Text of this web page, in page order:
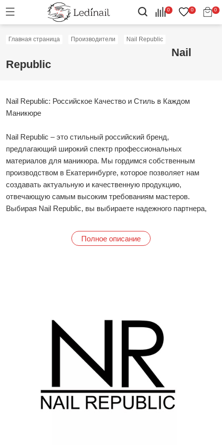
0 0 0
Главная страница Производители Nail Republic
Nail
Republic
Nail Republic: Российское Качество и Стиль в Каждом
Маникюре
Nail Republic – это стильный российский бренд,
предлагающий широкий спектр профессиональных
материалов для маникюра. Мы гордимся собственным
производством в Екатеринбурге, которое позволяет нам
создавать актуальную и качественную продукцию,
отвечающую самым высоким требованиям мастеров.
Выбирая Nail Republic, вы выбираете надежного партнера,
цвета и удобная консистенция. (*Гель краска Nail Republic*)
• Гель-лак NR Основная серия: Широкая палитра
классических оттенков для любого случая, стойкость и
легкость в нанесении. (*Гель лак NR Основная серия*)
• Базы Nail Republic: Обеспечивают прочное сцепление с
ногтевой пластиной, гарантируя долговечность и защиту
покрытия. (*Базы Nail Republic*)
• NR Камуфлирующие базы: Выравнивают и укрепляют
Полное описание